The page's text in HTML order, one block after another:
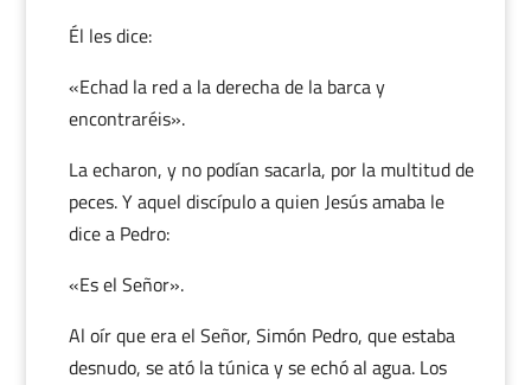
Él les dice:
«Echad la red a la derecha de la barca y
encontraréis».
La echaron, y no podían sacarla, por la multitud de
peces. Y aquel discípulo a quien Jesús amaba le
dice a Pedro:
«Es el Señor».
Al oír que era el Señor, Simón Pedro, que estaba
desnudo, se ató la túnica y se echó al agua. Los